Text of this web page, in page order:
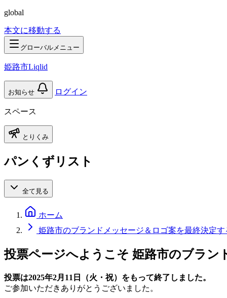
global
本文に移動する
グローバルメニュー
姫路市Liqlid
お知らせ ログイン
スペース
とりくみ
パンくずリスト
全て見る
ホーム
姫路市のブランドメッセージ＆ロゴ案を最終決定
投票ページへようこそ 姫路市のブラン
投票は2025年2月11日（火・祝）をもって終了しました。
ご参加いただきありがとうございました。